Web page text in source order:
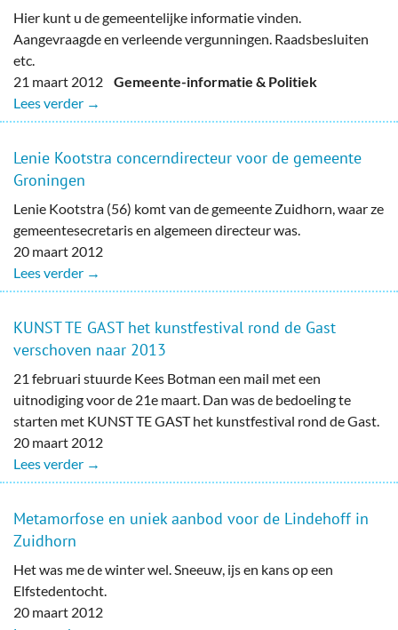
Hier kunt u de gemeentelijke informatie vinden.
Aangevraagde en verleende vergunningen. Raadsbesluiten
etc.
21 maart 2012 Gemeente-informatie & Politiek
Lees verder →
Lenie Kootstra concerndirecteur voor de gemeente
Groningen
Lenie Kootstra (56) komt van de gemeente Zuidhorn, waar ze
gemeentesecretaris en algemeen directeur was.
20 maart 2012
Lees verder →
KUNST TE GAST het kunstfestival rond de Gast
verschoven naar 2013
21 februari stuurde Kees Botman een mail met een
uitnodiging voor de 21e maart. Dan was de bedoeling te
starten met KUNST TE GAST het kunstfestival rond de Gast.
20 maart 2012
Lees verder →
Metamorfose en uniek aanbod voor de Lindehoff in
Zuidhorn
Het was me de winter wel. Sneeuw, ijs en kans op een
Elfstedentocht.
20 maart 2012